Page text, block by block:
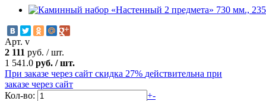
Арт. v
2 111 руб. /шт.
1 541.0 руб. /шт.
При заказе через сайт скидка 27% действительна при
заказе через сайт
Кол-во:
+-